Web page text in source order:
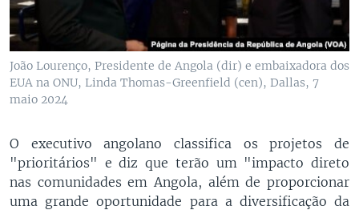
João Lourenço, Presidente de Angola (dir) e embaixadora dos
EUA na ONU, Linda Thomas-Greenfield (cen), Dallas, 7
maio 2024
O executivo angolano classifica os projetos de
"prioritários" e diz que terão um "impacto direto
nas comunidades em Angola, além de proporcionar
uma grande oportunidade para a diversificação da